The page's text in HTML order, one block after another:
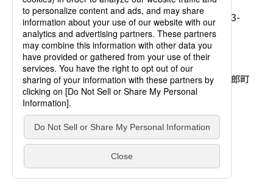
凡人社の本を見る
凡人社が出版した本を見る
麹町店
〒102-0093 東京都千代田区平河町1-3-
13 8F［アクセス］
TEL：03-3239-8673／FAX：03-3263-
3116
大阪店
〒541-0056 大阪府大阪市中央区久太郎町
4-2-10
大西ビルディング 1階［
TEL：06-4256-2684／FAX：03-6733-
7887
© Bonjinsha Co., LTD. All Rights Reserved.